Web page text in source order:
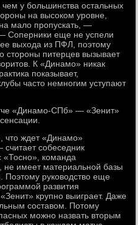
у большинства остальных
на высоком уровне,
мало пропускать, —
Соперники еще не успели
выхода из ПФЛ, поэтому
стороны питерцев вызывает
К «Динамо» никак
показывает,
часто немногим уступают
«Динамо-СПб» — «Зенит»
что ждет «Динамо»
считает собеседник
«Тосно», команда
не имеет материальной базы
Поэтому руководство еще
развития
крупно выиграет. Даже
составом. Потому
можно назвать вторым